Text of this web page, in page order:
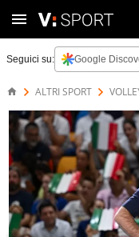
Seguici su: Google
ALTRI SPORT